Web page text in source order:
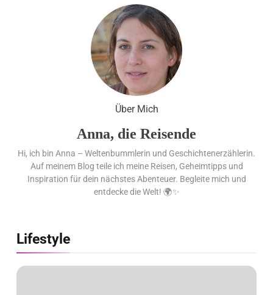
Flachste mechanische
Weltzeituhr gewinnt Red Dot:
Best of the Best 2026 / NOMOS
Glashütte erzielt 94 von 100
Punkten.
Über Mich
Anna, die Reisende
Hi, ich bin Anna – Weltenbummlerin und Geschichtenerzählerin.
Auf meinem Blog teile ich meine Reisen, Geheimtipps und
Inspiration für dein nächstes Abenteuer. Begleite mich und
entdecke die Welt! 🌍✨
Lifestyle